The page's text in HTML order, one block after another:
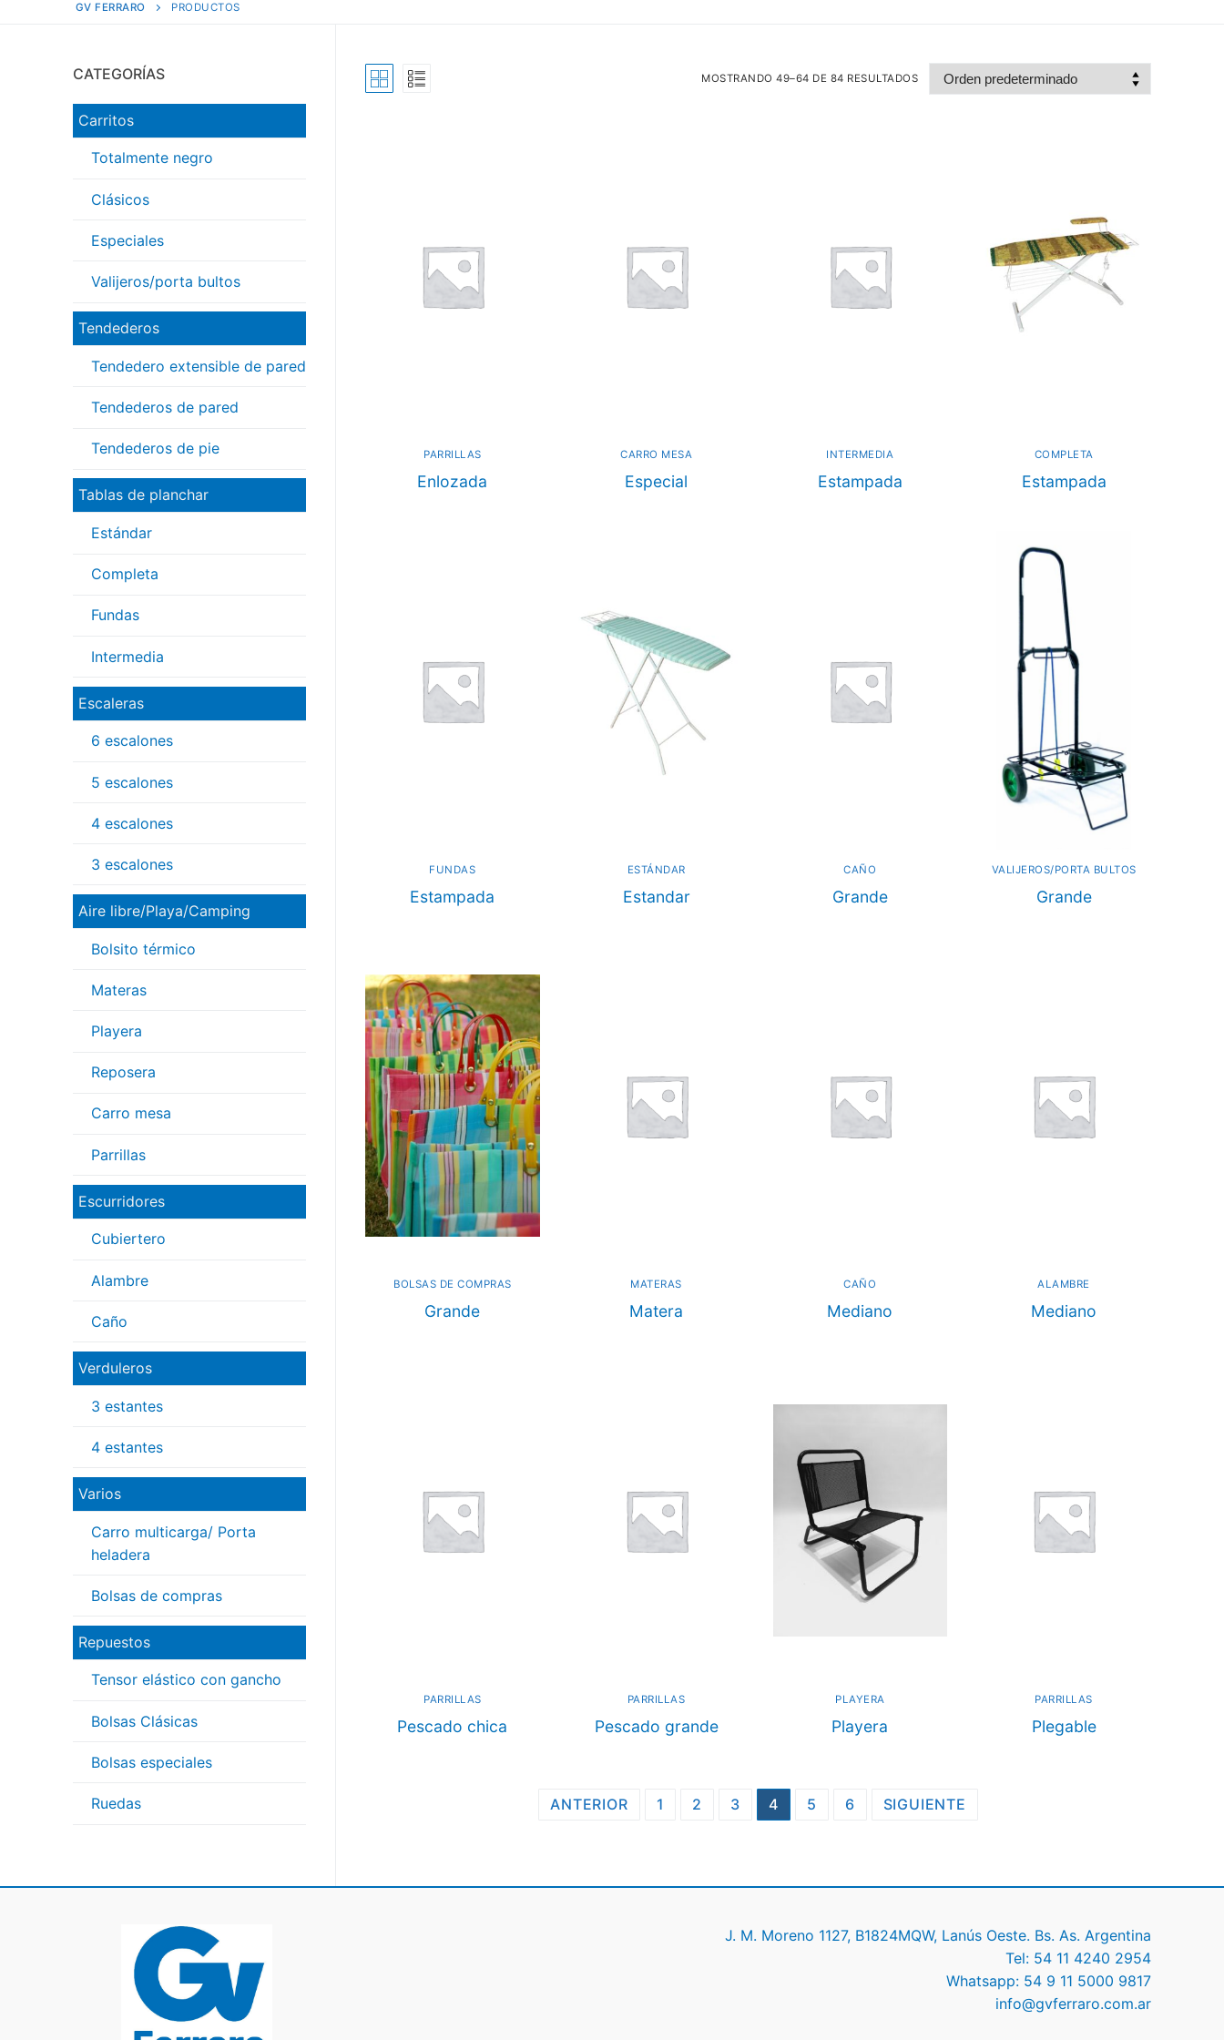
GV FERRARO PRODUCTOS
MOSTRANDO 49–64 DE 84 RESULTADOS
PARRILLAS
Enlozada
CARRO MESA
Especial
INTERMEDIA
Estampada
COMPLETA
Estampada
FUNDAS
Estampada
ESTÁNDAR
Estandar
CAÑO
Grande
VALIJEROS/PORTA BULTOS
Grande
BOLSAS DE COMPRAS
Grande
MATERAS
Matera
CAÑO
Mediano
ALAMBRE
Mediano
PARRILLAS
Pescado chica
PARRILLAS
Pescado grande
PLAYERA
Playera
PARRILLAS
Plegable
entradas
ANTERIOR 1 2 3 4 5 6 SIGUIENTE
CATEGORÍAS
Carritos
Totalmente negro
Clásicos
Especiales
Valijeros/porta bultos
Tendederos
Tendedero extensible de pared
Tendederos de pared
Tendederos de pie
Tablas de planchar
Estándar
Completa
Fundas
Intermedia
Escaleras
6 escalones
5 escalones
4 escalones
3 escalones
Aire libre/Playa/Camping
Bolsito térmico
Materas
Playera
Reposera
Carro mesa
Parrillas
Escurridores
Cubiertero
Alambre
Caño
Verduleros
3 estantes
4 estantes
Varios
Carro multicarga/ Porta
heladera
Bolsas de compras
Repuestos
Tensor elástico con gancho
Bolsas Clásicas
Bolsas especiales
Ruedas
J. M. Moreno 1127, B1824MQW, Lanús Oeste. Bs. As. Argentina
Tel: 54 11 4240 2954
Whatsapp: 54 9 11 5000 9817
info@gvferraro.com.ar